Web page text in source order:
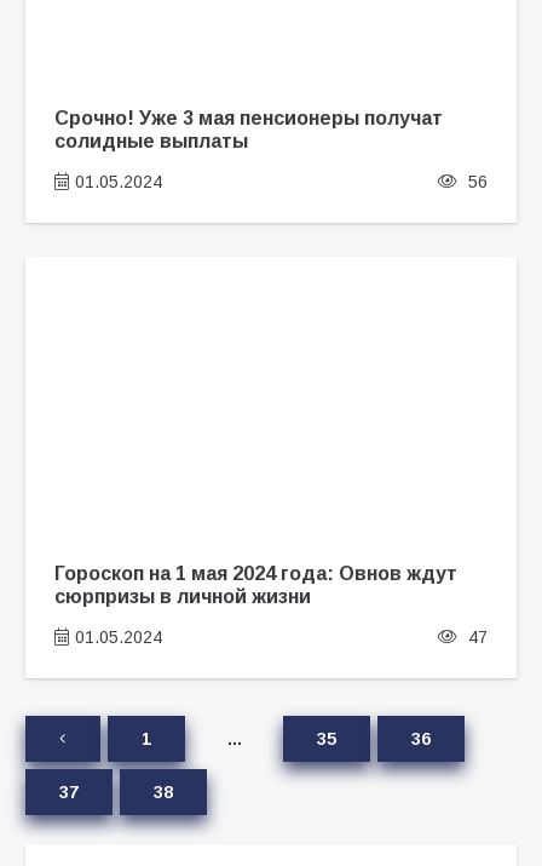
Срочно! Уже 3 мая пенсионеры получат
солидные выплаты
01.05.2024 56
Гороскоп на 1 мая 2024 года: Овнов ждут
сюрпризы в личной жизни
01.05.2024 47
1 … 35 36
37 38